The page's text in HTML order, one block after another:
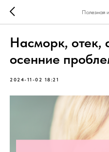
Полезная
Насморк, отек,
осенние
2024-11-02 18:21